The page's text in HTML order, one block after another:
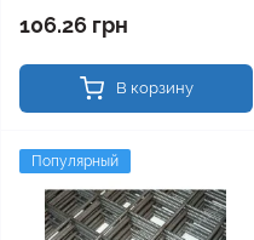
106.26 грн
В корзину
Популярный